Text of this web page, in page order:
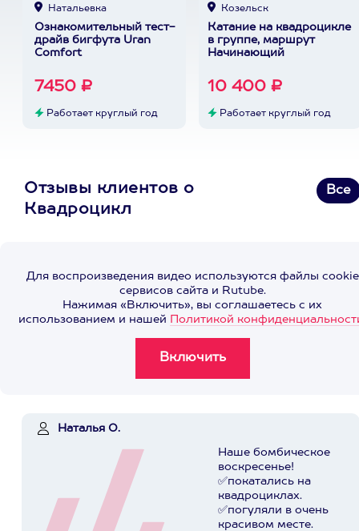
Натальевка
Ознакомительный тест-
драйв бигфута Uran
Comfort
7450 ₽
Работает круглый год
Козельск
Катание на квадроцикле
в группе, маршрут
Начинающий
10 400 ₽
Работает круглый год
Отзывы клиентов о
Квадроцикл
Все
Для воспроизведения видео используются файлы cookie
сервисов сайта и Rutube.
Нажимая «Включить», вы соглашаетесь с их
использованием и нашей Политикой
Наталья О.
Наше бомбическое
воскресенье!
✅покатались на
квадроциклах.
✅погуляли в очень
красивом месте.